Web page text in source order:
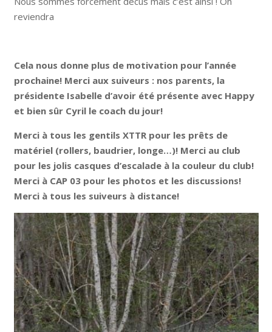
reviendra
Cela nous donne plus de motivation pour l’année
prochaine! Merci aux suiveurs : nos parents, la
présidente Isabelle d’avoir été présente avec Happy
et bien sûr Cyril le coach du jour!
Merci à tous les gentils XTTR pour les prêts de
matériel (rollers, baudrier, longe…)! Merci au club
pour les jolis casques d’escalade à la couleur du club!
Merci à CAP 03 pour les photos et les discussions!
Merci à tous les suiveurs à distance!